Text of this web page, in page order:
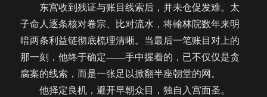
东宫收到残证与账目线索后，并未仓促发难。太
子命人逐条核对卷宗、比对流水，将翰林院数年来明
暗两条利益链彻底梳理清晰。当最后一笔账目对上的
那一刻，他终于确定——手中握着的，已不仅仅是贪
腐案的线索，而是一张足以掀翻半座朝堂的网。
他择定良机，避开早朝众目，独自入宫面圣。